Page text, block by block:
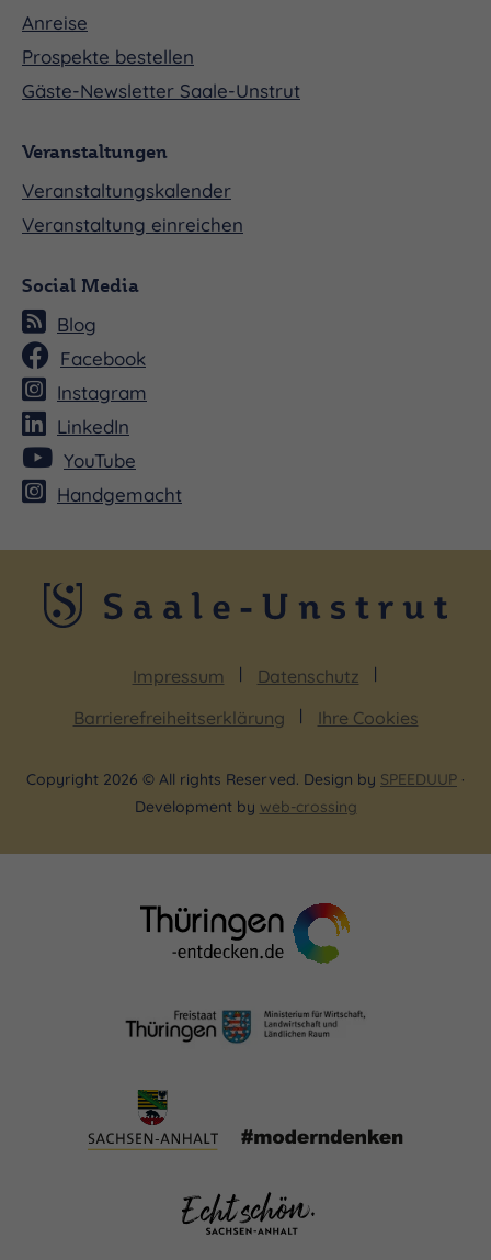
Anreise
Prospekte bestellen
Gäste-Newsletter Saale-Unstrut
Veranstaltungen
Veranstaltungskalender
Veranstaltung einreichen
Social Media
Blog
Facebook
Instagram
LinkedIn
YouTube
Handgemacht
Impressum
Datenschutz
Barrierefreiheitserklärung
Ihre Cookies
Copyright 2026 © All rights Reserved. Design by SPEEDUUP ·
Development by web-crossing